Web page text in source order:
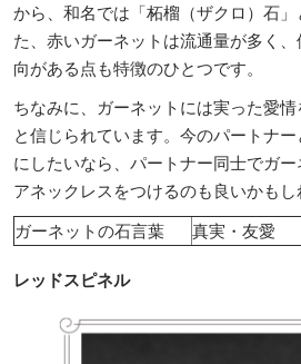
から、和名では「柘榴（ザクロ）石
た、赤いガーネットは流通量が多く
向がある点も特徴のひとつです。
ちなみに、ガーネットには実った愛
と信じられています。今のパートナ
にしたいなら、パートナー同士でガ
アネックレスをつけるのも良いかもし
ガーネットの石言葉
真実・友愛
レッドスピネル